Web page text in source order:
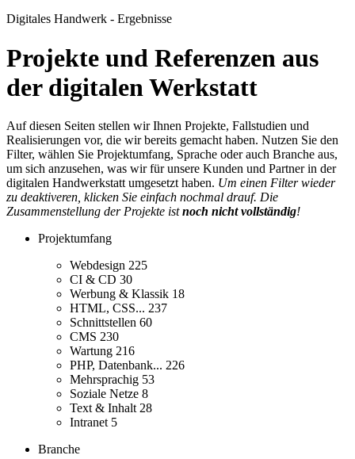
Digitales Handwerk - Ergebnisse
Projekte und Referenzen aus
der digitalen Werkstatt
Auf diesen Seiten stellen wir Ihnen Projekte, Fallstudien und
Realisierungen vor, die wir bereits gemacht haben. Nutzen Sie den
Filter, wählen Sie Projektumfang, Sprache oder auch Branche aus,
um sich anzusehen, was wir für unsere Kunden und Partner in der
digitalen Handwerkstatt umgesetzt haben. Um einen Filter wieder
zu deaktiveren, klicken Sie einfach nochmal drauf. Die
Zusammenstellung der Projekte istnoch nicht vollständig!
Projektumfang
Webdesign 225
CI & CD 30
Werbung & Klassik 18
HTML, CSS... 237
Schnittstellen 60
CMS 230
Wartung 216
PHP, Datenbank... 226
Mehrsprachig 53
Soziale Netze 8
Text & Inhalt 28
Intranet 5
Branche